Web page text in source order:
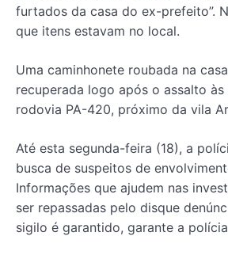
furtados da casa do ex-prefeito”.
que itens estavam no local.
Uma caminhonete roubada na
recuperada logo após o assalto às
rodovia PA-420, próximo da vila
Até esta segunda-feira (18), a
busca de suspeitos de
Informações que ajudem nas
ser repassadas pelo disque
sigilo é garantido, garante a